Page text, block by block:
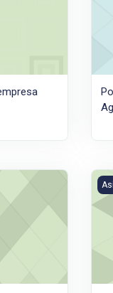
Ambientales